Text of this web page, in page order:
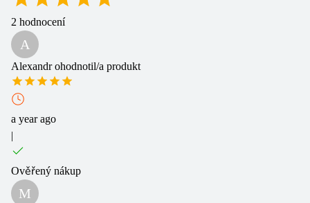
2 hodnocení
A
Alexandrohodnotil/a produkt
a year ago
|
Ověřený nákup
M